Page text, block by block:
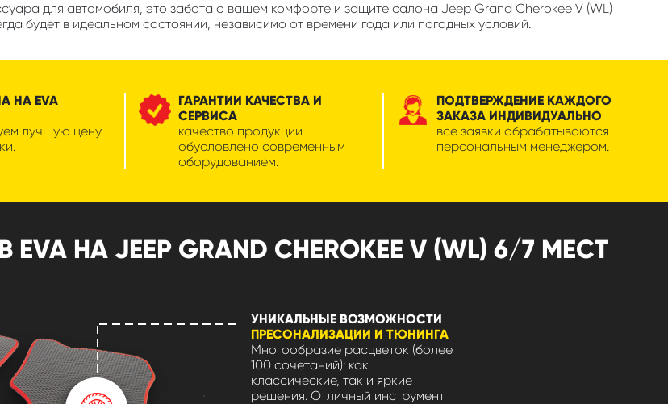
для автомобиля, это забота о вашем комфорте и защите салона Jeep Grand Cherokee V (WL)
будет в идеальном состоянии, независимо от времени года или погодных условий.
НА EVA
лучшую цену
ГАРАНТИИ КАЧЕСТВА И
СЕРВИСА
качество продукции
обусловлено современным
оборудованием.
ПОДТВЕРЖДЕНИЕ КАЖДОГО
ЗАКАЗА ИНДИВИДУАЛЬНО
все заявки обрабатываются
персональным менеджером.
НА JEEP GRAND CHEROKEE V (WL) 6/7 МЕСТ
УНИКАЛЬНЫЕ ВОЗМОЖНОСТИ
ПРЕСОНАЛИЗАЦИИ И ТЮНИНГА
Многообразие расцветок (более
100 сочетаний): как
классические, так и яркие
решения. Отличный инструмент